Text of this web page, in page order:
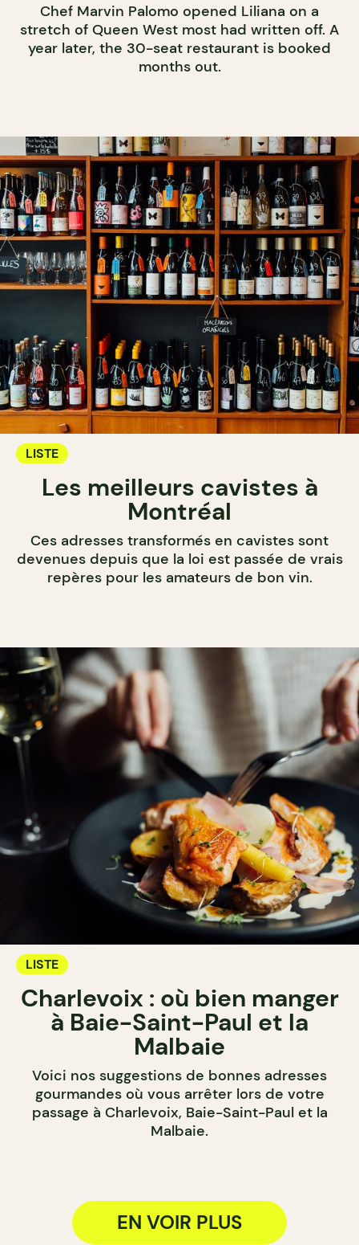
Chef Marvin Palomo opened Liliana on a
stretch of Queen West most had written off. A
year later, the 30-seat restaurant is booked
months out.
LISTE
Les meilleurs cavistes à
Montréal
Ces adresses transformés en cavistes sont
devenues depuis que la loi est passée de vrais
repères pour les amateurs de bon vin.
LISTE
Charlevoix : où bien manger
à Baie-Saint-Paul et la
Malbaie
Voici nos suggestions de bonnes adresses
gourmandes où vous arrêter lors de votre
passage à Charlevoix, Baie-Saint-Paul et la
Malbaie.
EN VOIR PLUS